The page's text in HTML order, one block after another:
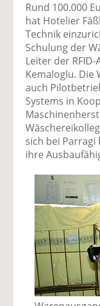
Rund 100.000
hat Hotelier
Technik
Schulung der
Leiter der
Kemaloglu. Die
auch
Systems in
sich bei
ihre